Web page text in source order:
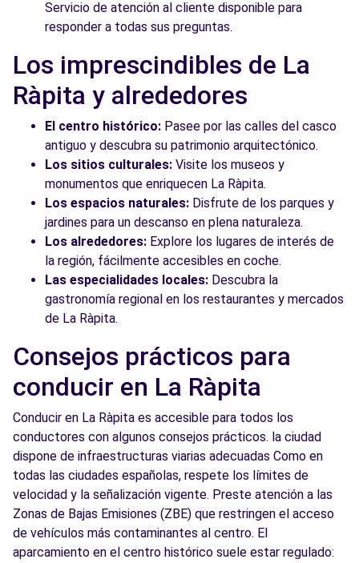
Servicio de atención al cliente disponible para
responder a todas sus preguntas.
Los imprescindibles de La
Ràpita y alrededores
El centro histórico: Pasee por las calles del casco
antiguo y descubra su patrimonio arquitectónico.
Los sitios culturales: Visite los museos y
monumentos que enriquecen La Ràpita.
Los espacios naturales: Disfrute de los parques y
jardines para un descanso en plena naturaleza.
Los alrededores: Explore los lugares de interés de
la región, fácilmente accesibles en coche.
Las especialidades locales: Descubra la
gastronomía regional en los restaurantes y mercados
de La Ràpita.
Consejos prácticos para
conducir en La Ràpita
Conducir en La Ràpita es accesible para todos los
conductores con algunos consejos prácticos. la ciudad
dispone de infraestructuras viarias adecuadas Como en
todas las ciudades españolas, respete los límites de
velocidad y la señalización vigente. Preste atención a las
Zonas de Bajas Emisiones (ZBE) que restringen el acceso
de vehículos más contaminantes al centro. El
aparcamiento en el centro histórico suele estar regulado: